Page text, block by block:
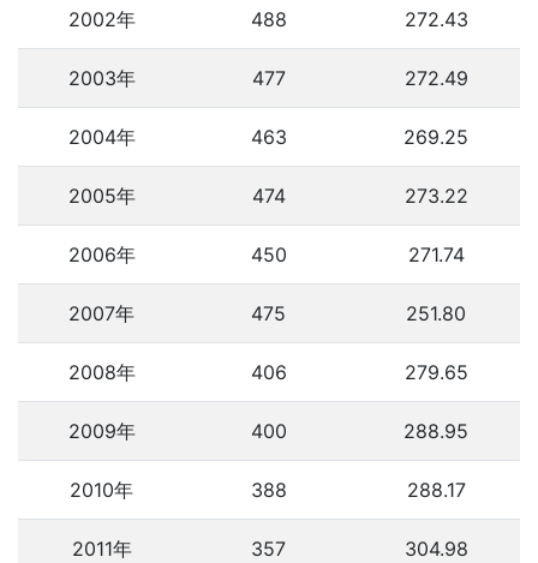
2002年 488 272.43
2003年 477 272.49
2004年 463 269.25
2005年 474 273.22
2006年 450 271.74
2007年 475 251.80
2008年 406 279.65
2009年 400 288.95
2010年 388 288.17
2011年 357 304.98